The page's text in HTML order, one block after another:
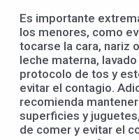
Es importante
los menores, como
tocarse la cara, nariz
leche materna,
protocolo de tos y
evitar el contagio.
recomienda
superficies y
de comer y evitar el